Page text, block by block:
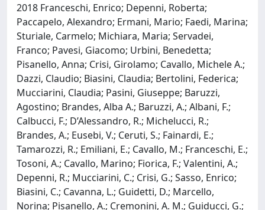
2018 Franceschi, Enrico; Depenni, Roberta;
Paccapelo, Alexandro; Ermani, Mario; Faedi, Marina;
Sturiale, Carmelo; Michiara, Maria; Servadei,
Franco; Pavesi, Giacomo; Urbini, Benedetta;
Pisanello, Anna; Crisi, Girolamo; Cavallo, Michele A.;
Dazzi, Claudio; Biasini, Claudia; Bertolini, Federica;
Mucciarini, Claudia; Pasini, Giuseppe; Baruzzi,
Agostino; Brandes, Alba A.; Baruzzi, A.; Albani, F.;
Calbucci, F.; D’Alessandro, R.; Michelucci, R.;
Brandes, A.; Eusebi, V.; Ceruti, S.; Fainardi, E.;
Tamarozzi, R.; Emiliani, E.; Cavallo, M.; Franceschi, E.;
Tosoni, A.; Cavallo, Marino; Fiorica, F.; Valentini, A.;
Depenni, R.; Mucciarini, C.; Crisi, G.; Sasso, Enrico;
Biasini, C.; Cavanna, L.; Guidetti, D.; Marcello,
Norina; Pisanello, A.; Cremonini, A. M.; Guiducci, G.;